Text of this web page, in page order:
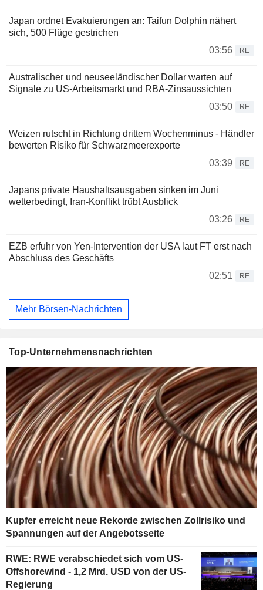
Japan ordnet Evakuierungen an: Taifun Dolphin nähert
sich, 500 Flüge gestrichen
03:56
RE
Australischer und neuseeländischer Dollar warten auf
Signale zu US-Arbeitsmarkt und RBA-Zinsaussichten
03:50
RE
Weizen rutscht in Richtung drittem Wochenminus - Händler
bewerten Risiko für Schwarzmeerexporte
03:39
RE
Japans private Haushaltsausgaben sinken im Juni
wetterbedingt, Iran-Konflikt trübt Ausblick
03:26
RE
EZB erfuhr von Yen-Intervention der USA laut FT erst nach
Abschluss des Geschäfts
02:51
RE
Mehr Börsen-Nachrichten
Top-Unternehmensnachrichten
Kupfer erreicht neue Rekorde zwischen Zollrisiko und
Spannungen auf der Angebotsseite
RWE: RWE verabschiedet sich vom US-
Offshorewind - 1,2 Mrd. USD von der US-
Regierung